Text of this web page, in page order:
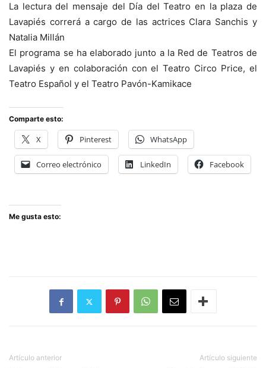
La lectura del mensaje del Día del Teatro en la plaza de
Lavapiés correrá a cargo de las actrices Clara Sanchis y
Natalia Millán
El programa se ha elaborado junto a la Red de Teatros de
Lavapiés y en colaboración con el Teatro Circo Price, el
Teatro Español y el Teatro Pavón-Kamikace
Comparte esto:
X Pinterest WhatsApp
Correo electrónico LinkedIn Facebook
Me gusta esto:
Artículo anterior Artículo siguiente